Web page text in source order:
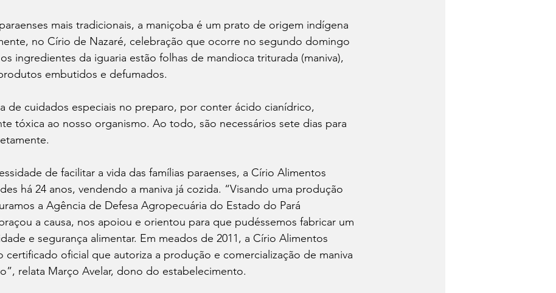
mais tradicionais, a maniçoba é um prato de origem indígena
no Círio de Nazaré, celebração que ocorre no segundo domingo
ingredientes da iguaria estão folhas de mandioca triturada (maniva),
embutidos e defumados.
de cuidados especiais no preparo, por conter ácido cianídrico,
tóxica ao nosso organismo. Ao todo, são necessários sete dias para
de facilitar a vida das famílias paraenses, a Círio Alimentos
há 24 anos, vendendo a maniva já cozida. “Visando uma produção
a Agência de Defesa Agropecuária do Estado do Pará
a causa, nos apoiou e orientou para que pudéssemos fabricar um
e segurança alimentar. Em meados de 2011, a Círio Alimentos
certificado oficial que autoriza a produção e comercialização de maniva
relata Março Avelar, dono do estabelecimento.